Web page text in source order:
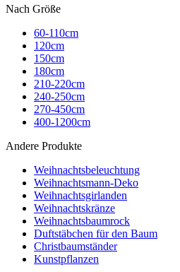
Nach Größe
60-110cm
120cm
150cm
180cm
210-220cm
240-250cm
270-450cm
400-1200cm
Andere Produkte
Weihnachtsbeleuchtung
Weihnachtsmann-Deko
Weihnachtsgirlanden
Weihnachtskränze
Weihnachtsbaumrock
Duftstäbchen für den Baum
Christbaumständer
Kunstpflanzen